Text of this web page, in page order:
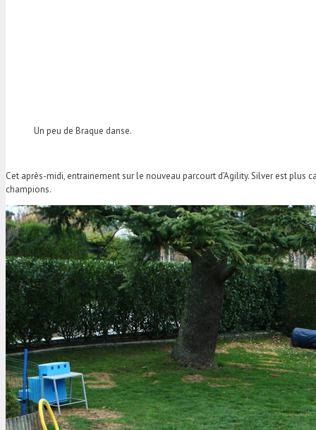
Un peu de Braque danse.
Cet après-midi, entrainement sur le nouveau parcourt d’Agility. Silver est
champions.